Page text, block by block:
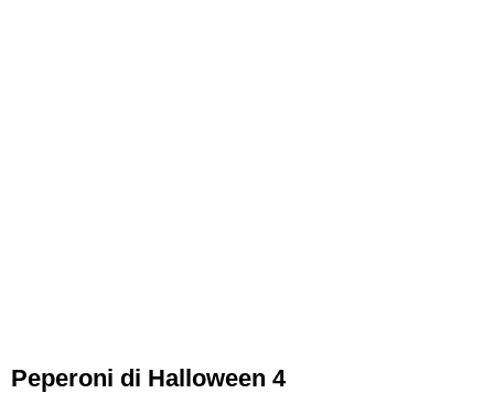
Peperoni di Halloween 4